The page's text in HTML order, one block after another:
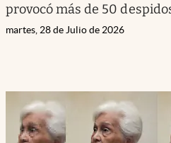
provocó más de 50
martes, 28 de Julio de 2026